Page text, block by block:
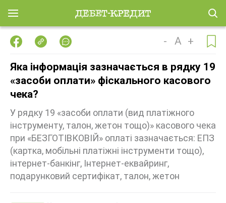
- A +
Яка інформація зазначається в рядку 19
«засоби оплати» фіскального касового
чека?
У рядку 19 «засоби оплати (вид платіжного
інструменту, талон, жетон тощо)» касового чека
при «БЕЗГОТІВКОВІЙ» оплаті зазначається: ЕПЗ
(картка, мобільні платіжні інструменти тощо),
інтернет-банкінг, Інтернет-еквайринг,
подарунковий сертифікат, талон, жетон